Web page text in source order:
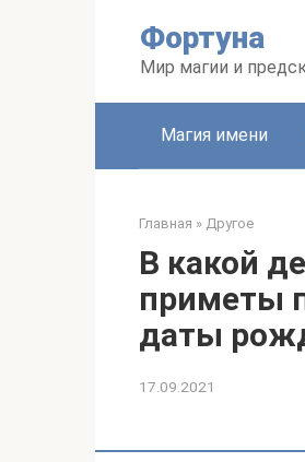
Фортуна
Мир магии и
Магия имени
Главная » Другое
В какой
приметы
даты
17.09.2021